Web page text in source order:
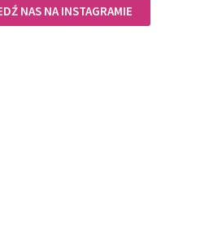
NAS NA INSTAGRAMIE